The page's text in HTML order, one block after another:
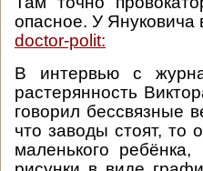
опасное. У Януковича
doctor-polit:
В интервью с
растерянность
говорил бессвязные
что заводы стоят,
маленького